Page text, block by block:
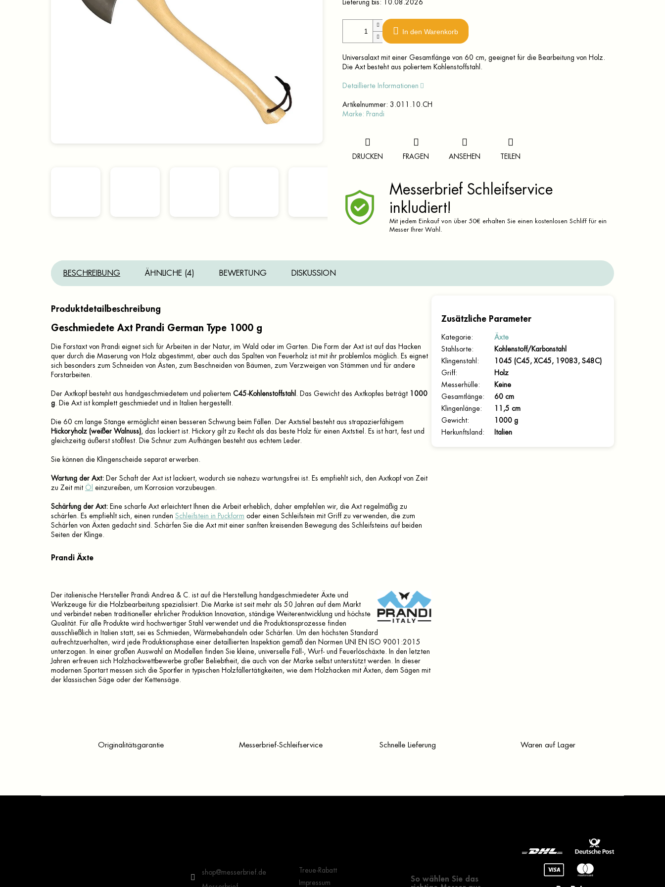
Lieferung bis: 10.08.2026
In den Warenkorb
Universalaxt mit einer Gesamtlänge von 60 cm, geeignet für die Bearbeitung von Holz.
Die Axt besteht aus poliertem Kohlenstoffstahl.
Detaillierte Informationen
Artikelnummer: 3.011.10.CH
Marke: Prandi
DRUCKEN FRAGEN ANSEHEN TEILEN
Messerbrief Schleifservice
inkludiert!
Mit jedem Einkauf von über 50€ erhalten Sie einen kostenlosen Schliff für ein
Messer Ihrer Wahl.
BESCHREIBUNG ÄHNLICHE (4) BEWERTUNG DISKUSSION
Produktdetailbeschreibung
Geschmiedete Axt Prandi German Type 1000 g
Die Forstaxt von Prandi eignet sich für Arbeiten in der Natur, im Wald oder im Garten.
Die Form der Axt ist auf das Hacken
quer durch die Maserung von Holz abgestimmt, aber auch das Spalten von Feuerholz ist mit ihr problemlos möglich.
Es eignet
sich besonders zum Schneiden von Ästen, zum Beschneiden von Bäumen, zum Verzweigen von Stämmen und für andere
Forstarbeiten.
Der Axtkopf besteht aus handgeschmiedetem und poliertem C45-Kohlenstoffstahl Das Gewicht des Axtkopfes beträgt
1000
g
Die Axt ist komplett geschmiedet und in Italien hergestellt.
Die 60 cm lange Stange ermöglicht einen besseren Schwung beim Fällen.
Der Axtstiel besteht aus strapazierfähigem
Hickoryholz (weißer Walnuss), das lackiert ist. Hickory gilt zu Recht als das beste Holz für einen Axtstiel.
Es ist hart, fest und
gleichzeitig äußerst stoßfest.
Die Schnur zum Aufhängen besteht aus echtem Leder.
Sie können die Klingenscheide separat erwerben.
Wartung der Axt: Der Schaft der Axt ist lackiert, wodurch sie nahezu wartungsfrei ist.
Es empfiehlt sich, den Axtkopf von Zeit
zu Zeit mit Öl einzureiben, um Korrosion vorzubeugen.
Schärfung der Axt: Eine scharfe Axt erleichtert Ihnen die Arbeit erheblich, daher empfehlen wir, die Axt regelmäßig zu
schärfen.
Es empfiehlt sich, einen runden Schleifstein in Puckform oder einen Schleifstein mit Griff zu verwenden, die zum
Schärfen von Äxten gedacht sind.
Schärfen Sie die Axt mit einer sanften kreisenden Bewegung des Schleifsteins auf beiden
Seiten der Klinge.
Prandi Äxte
Der italienische Hersteller Prandi Andrea & C. ist auf die Herstellung handgeschmiedeter Äxte und
Werkzeuge für die Holzbearbeitung spezialisiert.
Die Marke ist seit mehr als 50 Jahren auf dem Markt
und verbindet neben traditioneller ehrlicher Produktion Innovation, ständige Weiterentwicklung und höchste
Qualität.
Für alle Produkte wird hochwertiger Stahl verwendet und die Produktionsprozesse finden
ausschließlich in Italien statt, sei es Schmieden, Wärmebehandeln oder Schärfen.
Um den höchsten Standard
aufrechtzuerhalten, wird jede Produktionsphase einer detaillierten Inspektion gemäß den Normen UNI EN ISO 9001:2015
unterzogen.
In einer großen Auswahl an Modellen finden Sie kleine, universelle Fäll-, Wurf- und Feuerlöschäxte.
In den letzten
Jahren erfreuen sich Holzhackwettbewerbe großer Beliebtheit, die auch von der Marke selbst unterstützt werden.
In dieser
modernen Sportart messen sich die Sportler in typischen Holzfällertätigkeiten, wie dem Holzhacken mit Äxten, dem Sägen mit
der klassischen Säge oder der Kettensäge.
Zusätzliche Parameter
Kategorie:
Äxte
Stahlsorte:
Kohlenstoff/Karbonstahl
Klingenstahl :
1045 (C45, XC45, 19083, S48C)
Griff:
Holz
Messerhülle:
Keine
Gesamtlänge:
60 cm
Klingenlänge:
11,5 cm
Gewicht:
1000 g
Herkunftsland : Italien
Originalitätsgarantie Messerbrief-Schleifservice Schnelle Lieferung Waren auf Lager
shop@messerbrief.de
Treue-Rabatt
Impressum
So wählen Sie das